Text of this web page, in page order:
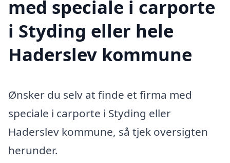
med speciale i carporte
i Styding eller hele
Haderslev kommune
Ønsker du selv at finde et firma med
speciale i carporte i Styding eller
Haderslev kommune, så tjek oversigten
herunder.